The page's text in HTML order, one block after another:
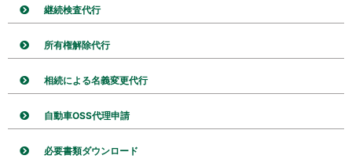
継続検査代行
所有権解除代行
相続による名義変更代行
自動車OSS代理申請
必要書類ダウンロード